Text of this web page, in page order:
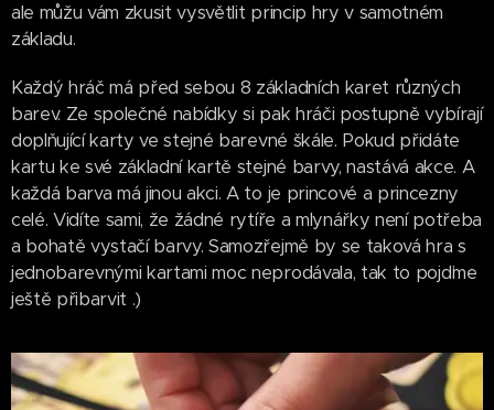
ale můžu vám zkusit vysvětlit princip hry v samotném
základu.
Každý hráč má před sebou 8 základních karet různých
barev. Ze společné nabídky si pak hráči postupně vybírají
doplňující karty ve stejné barevné škále. Pokud přidáte
kartu ke své základní kartě stejné barvy, nastává akce. A
každá barva má jinou akci. A to je princové a princezny
celé. Vidíte sami, že žádné rytíře a mlynářky není potřeba
a bohatě vystačí barvy. Samozřejmě by se taková hra s
jednobarevnými kartami moc neprodávala, tak to pojďme
ještě přibarvit .)